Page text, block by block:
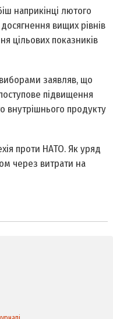
наприкінці лютого
вищих рівнів
цільових показників
заявляв, що
підвищення
внутрішнього продукту
проти НАТО. Як уряд
через витрати на